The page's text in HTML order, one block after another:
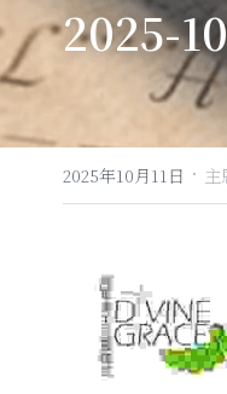
2025-
2025年10月11日 · 主